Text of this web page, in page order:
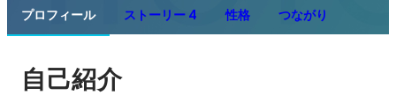
プロフィール ストーリー 4 性格 つながり
自己紹介